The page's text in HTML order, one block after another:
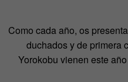
Como cada año, os
duchados y de primera
Yorokobu vienen este